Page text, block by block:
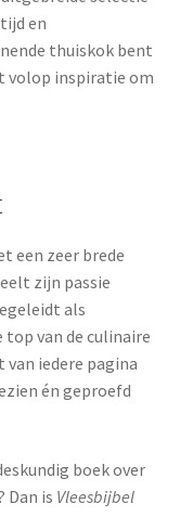
en
thuiskok bent
volop inspiratie om
een zeer brede
zijn passie
als
van de culinaire
iedere pagina
én geproefd
boek over
Dan is Vleesbijbel